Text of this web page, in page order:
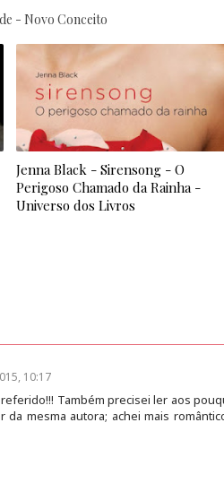
- Novo Conceito
Jenna Black - Sirensong - O
Perigoso Chamado da Rainha -
Universo dos Livros
10:17
Também precisei ler aos
da mesma autora; achei mais